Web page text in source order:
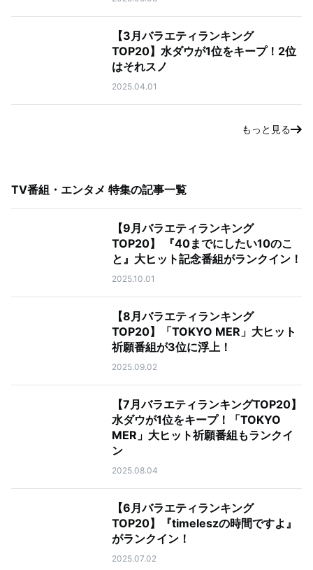
【3月バラエティランキング
TOP20】水ダウが1位をキープ！2位
はそれスノ
2025.04.01
もっと見る
TV番組・エンタメ 特集の記事一覧
【9月バラエティランキング
TOP20】 『40までにしたい10のこ
と』大ヒット記念番組がランクイン！
2025.10.01
【8月バラエティランキング
TOP20】「TOKYO MER」大ヒット
祈願番組が3位に浮上！
2025.09.02
【7月バラエティランキングTOP20】
水ダウが1位をキープ！「TOKYO
MER」大ヒット祈願番組もランクイ
ン
2025.08.04
【6月バラエティランキング
TOP20】『timeleszの時間ですよ』
がランクイン！
2025.07.02